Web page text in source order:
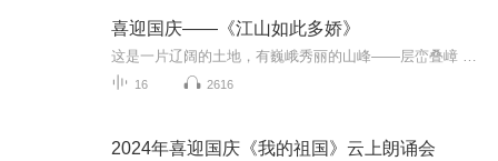
喜迎国庆——《江山如此多娇》
16 2616
2024年喜迎国庆《我的祖国》云上朗诵会